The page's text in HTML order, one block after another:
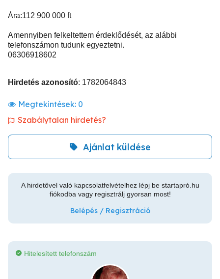
Ára:112 900 000 ft
Amennyiben felkeltettem érdeklődését, az alábbi
telefonszámon tudunk egyeztetni.
06306918602
Hirdetés azonosító: 1782064843
Megtekintések: 0
Szabálytalan hirdetés?
Ajánlat küldése
A hirdetővel való kapcsolatfelvételhez lépj be startapró.hu
fiókodba vagy regisztrálj gyorsan most!
Belépés / Regisztráció
Hitelesített telefonszám